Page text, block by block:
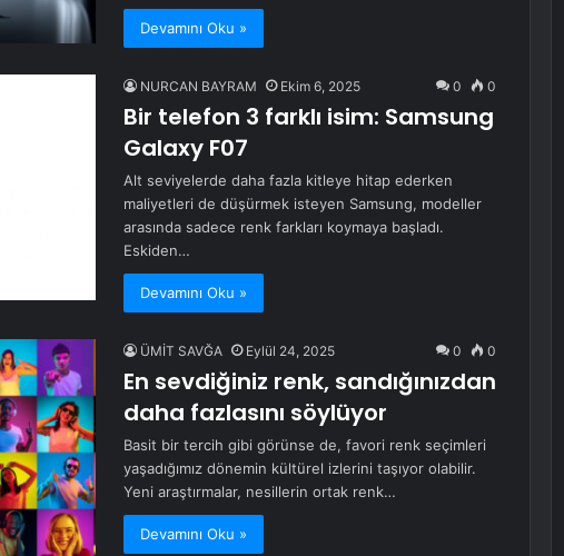
Devamını Oku »
NURCAN BAYRAM Ekim 6, 2025 0 0
Bir telefon 3 farklı isim: Samsung
Galaxy F07
Alt seviyelerde daha fazla kitleye hitap ederken
maliyetleri de düşürmek isteyen Samsung, modeller
arasında sadece renk farkları koymaya başladı.
Eskiden…
Devamını Oku »
ÜMİT SAVĞA Eylül 24, 2025 0 0
En sevdiğiniz renk, sandığınızdan
daha fazlasını söylüyor
Basit bir tercih gibi görünse de, favori renk seçimleri
yaşadığımız dönemin kültürel izlerini taşıyor olabilir.
Yeni araştırmalar, nesillerin ortak renk…
Devamını Oku »